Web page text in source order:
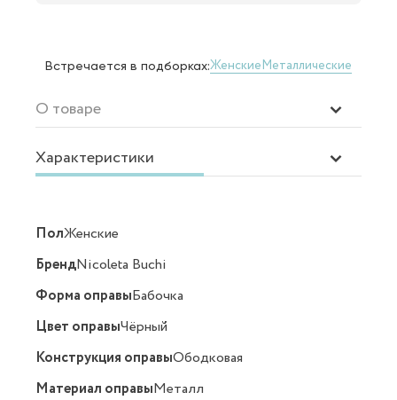
Встречается в подборках:ЖенскиеМеталлические
О товаре
Характеристики
ПолЖенские
БрендNicoleta Buchi
Форма оправыБабочка
Цвет оправыЧёрный
Конструкция оправыОбодковая
Материал оправыМеталл